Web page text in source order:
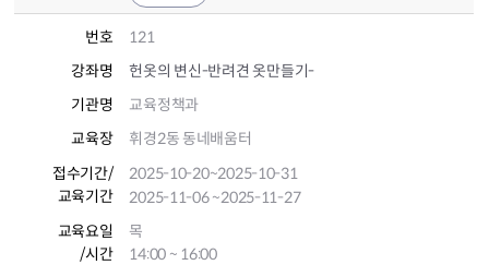
번호
121
강좌명
헌옷의 변신-반려견 옷만들기-
기관명
교육정책과
교육장
휘경2동 동네배움터
접수기간/
교육기간
2025-10-20~2025-10-31
2025-11-06~2025-11-27
교육요일
/시간
목
14:00 ~ 16:00